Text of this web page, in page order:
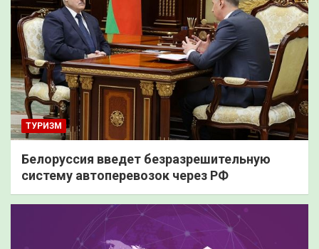
ТУРИЗМ
Белоруссия введет безразрешительную
систему автоперевозок через РФ